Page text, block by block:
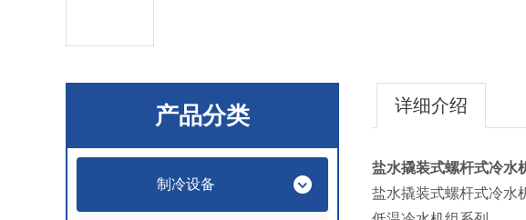
产品分类
制冷设备
详细介绍
盐水撬装式螺杆式冷水
盐水撬装式螺杆式冷水